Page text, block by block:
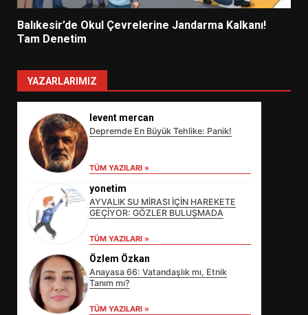
Balıkesir’de Okul Çevrelerine Jandarma Kalkanı!
Tam Denetim
YAZARLARIMIZ
levent mercan
Depremde En Büyük Tehlike: Panik!
TÜM YAZILARI »
yonetim
AYVALIK SU MİRASI İÇİN HAREKETE
GEÇİYOR: GÖZLER BULUŞMADA
TÜM YAZILARI »
Özlem Özkan
Anayasa 66: Vatandaşlık mı, Etnik
Tanım mı?
TÜM YAZILARI »
3
EİB’DE KRİTİK ATAMA:
SÜRDÜRÜLEBİLİRLİKTE NE
DEĞİŞECEK?